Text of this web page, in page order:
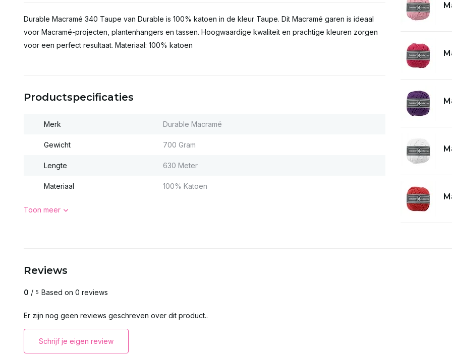
Durable Macramé 340 Taupe van Durable is 100% katoen in de kleur Taupe. Dit Macramé garen is ideaal
voor Macramé-projecten, plantenhangers en tassen. Hoogwaardige kwaliteit en prachtige kleuren zorgen
voor een perfect resultaat. Materiaal: 100% katoen
Productspecificaties
Merk Durable Macramé
Gewicht 700 Gram
Lengte 630 Meter
Materiaal 100% Katoen
Toon meer
Reviews
0 / 5 Based on 0 reviews
Er zijn nog geen reviews geschreven over dit product..
Schrijf je eigen review